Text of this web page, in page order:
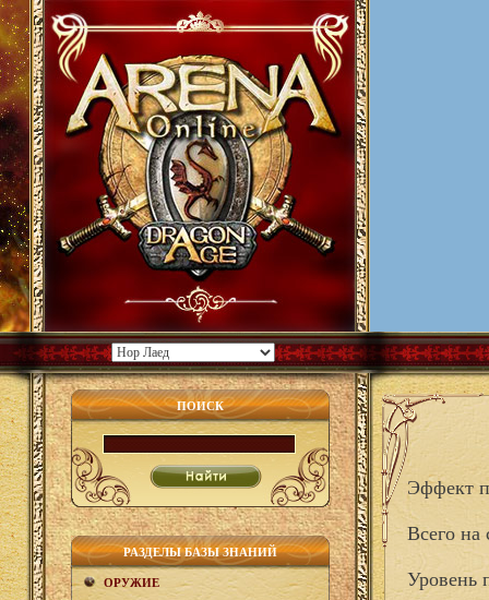
ПОИСК
РАЗДЕЛЫ БАЗЫ ЗНАНИЙ
ОРУЖИЕ
Эффект
Всего на
Уровень